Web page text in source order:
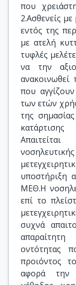
που
2.Ασθενείς
εντός της
με ατελή
τυφλές
να την
που
των ετών
της
υποστήριξη
ΜΕΘ.Η
επί το
συχνά
οντότητας
προιόντος
αφορά την